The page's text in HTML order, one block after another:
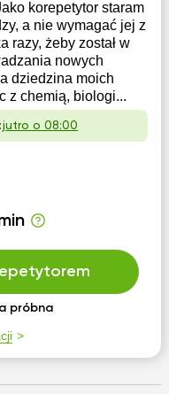
korepetytor staram
a nie wymagać jej z
razy, żeby został w
nowych
dziedzina moich
z chemią, biologi...
jutro o 08:00
próbna